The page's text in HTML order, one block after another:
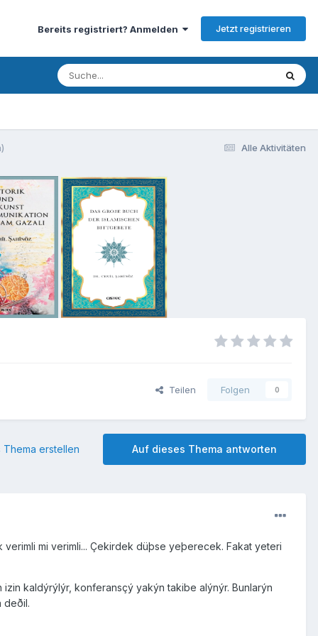
Bereits registriert? Anmelden Jetzt registrieren
Alle Aktivitäten
Teilen Folgen 0
Auf dieses Thema antworten
Thema erstellen
mi verimli... Çekirdek düþse yeþerecek. Fakat yeteri
kaldýrýlýr, konferansçý yakýn takibe alýnýr. Bunlarýn
deðil.